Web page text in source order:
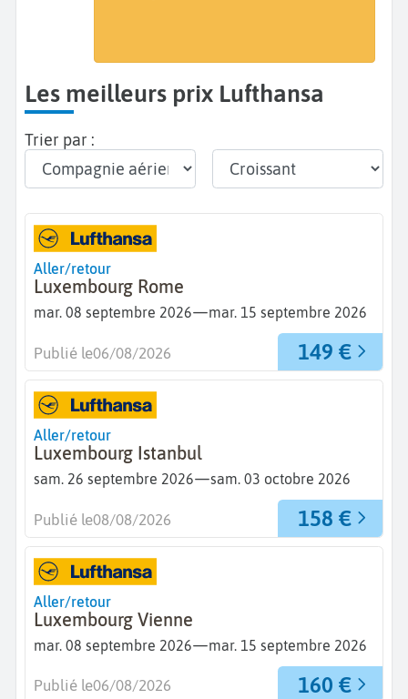
Les meilleurs prix Lufthansa
Trier par :
Aller/retour
Luxembourg Rome
mar. 08 septembre 2026—mar. 15 septembre 2026
149 €
Publié le06/08/2026
Aller/retour
Luxembourg Istanbul
sam. 26 septembre 2026—sam. 03 octobre 2026
158 €
Publié le08/08/2026
Aller/retour
Luxembourg Vienne
mar. 08 septembre 2026—mar. 15 septembre 2026
160 €
Publié le06/08/2026